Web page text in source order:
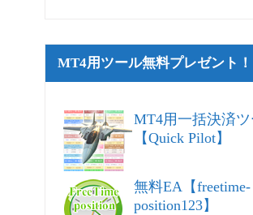
MT4用ツール無料プレゼント！
MT4用一括決済
【Quick Pilot】
無料EA【freetime-
position123】